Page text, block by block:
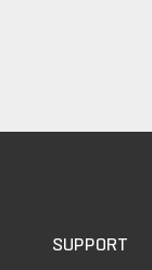
SUPPORT